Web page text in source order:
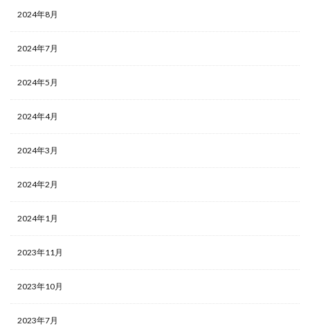
2024年8月
2024年7月
2024年5月
2024年4月
2024年3月
2024年2月
2024年1月
2023年11月
2023年10月
2023年7月